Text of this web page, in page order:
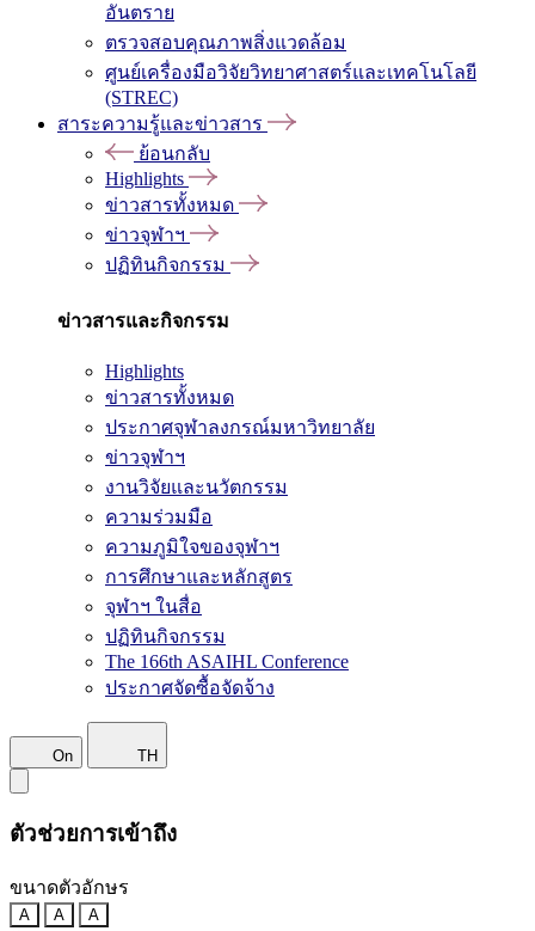
อันตราย
ตรวจสอบคุณภาพสิ่งแวดล้อม
ศูนย์เครื่องมือวิจัยวิทยาศาสตร์และเทคโนโลยี
(STREC)
สาระความรู้และข่าวสาร
ย้อนกลับ
Highlights
ข่าวสารทั้งหมด
ข่าวจุฬาฯ
ปฏิทินกิจกรรม
ข่าวสารและกิจกรรม
Highlights
ข่าวสารทั้งหมด
ประกาศจุฬาลงกรณ์มหาวิทยาลัย
ข่าวจุฬาฯ
งานวิจัยและนวัตกรรม
ความร่วมมือ
ความภูมิใจของจุฬาฯ
การศึกษาและหลักสูตร
จุฬาฯ ในสื่อ
ปฏิทินกิจกรรม
The 166th ASAIHL Conference
ประกาศจัดซื้อจัดจ้าง
On TH
ตัวช่วยการเข้าถึง
ขนาดตัวอักษร
A A A